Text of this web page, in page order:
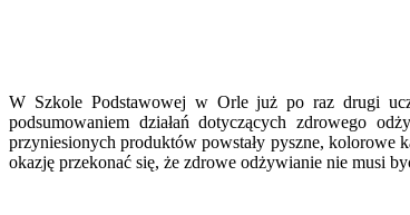
W Szkole Podstawowej w Orle już po raz drugi
podsumowaniem działań dotyczących zdrowego
przyniesionych produktów powstały pyszne, kolorowe
okazję przekonać się, że zdrowe odżywianie nie musi